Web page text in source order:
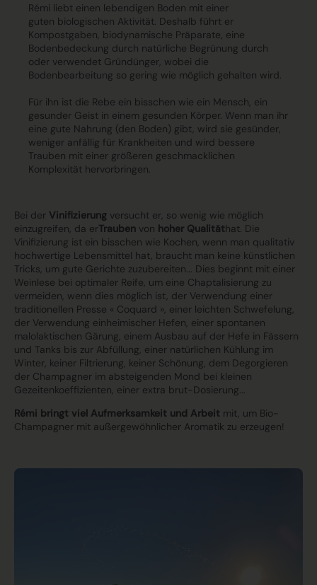
Rémi liebt einen lebendigen Boden mit einer
guten biologischen Aktivität. Deshalb führt er
Kompostgaben, biodynamische Präparate, eine
Bodenbedeckung durch natürliche Begrünung durch
oder verwendet Gründünger, wobei die
Bodenbearbeitung so gering wie möglich gehalten wird.
Für ihn ist die Rebe ein bisschen wie ein Mensch, ein
gesunder Geist in einem gesunden Körper. Wenn man ihr
eine gute Nahrung (den Boden) gibt, wird sie gesünder,
weniger anfällig für Krankheiten und wird bessere
Trauben mit einer größeren geschmacklichen
Komplexität hervorbringen.
Bei der Vinifizierung versucht er, so wenig wie möglich
einzugreifen, da erTrauben von hoher Qualitäthat. Die
Vinifizierung ist ein bisschen wie Kochen, wenn man qualitativ
hochwertige Lebensmittel hat, braucht man keine künstlichen
Tricks, um gute Gerichte zuzubereiten... Dies beginnt mit einer
Weinlese bei optimaler Reife, um eine Chaptalisierung zu
vermeiden, wenn dies möglich ist, der Verwendung einer
traditionellen Presse « Coquard », einer leichten Schwefelung,
der Verwendung einheimischer Hefen, einer spontanen
malolaktischen Gärung, einem Ausbau auf der Hefe in Fässern
und Tanks bis zur Abfüllung, einer natürlichen Kühlung im
Winter, keiner Filtrierung, keiner Schönung, dem Degorgieren
der Champagner im absteigenden Mond bei kleinen
Gezeitenkoeffizienten, einer extra brut-Dosierung...
Rémi bringt viel Aufmerksamkeit und Arbeit mit, um Bio-
Champagner mit außergewöhnlicher Aromatik zu erzeugen!